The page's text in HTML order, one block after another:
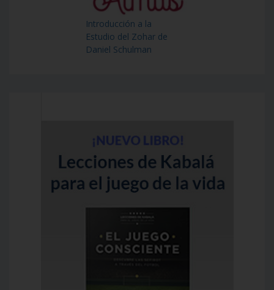
Introducción a la
Estudio del Zohar de
Daniel Schulman